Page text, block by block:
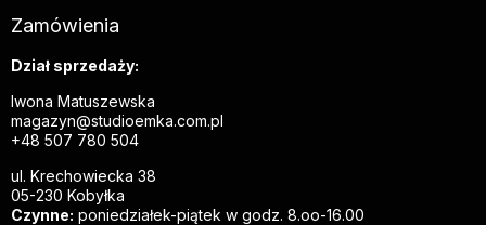
Zamówienia
Dział sprzedaży:
Iwona Matuszewska
magazyn@studioemka.com.pl
+48 507 780 504
ul. Krechowiecka 38
05-230 Kobyłka
Czynne: poniedziałek-piątek w godz. 8.oo-16.00